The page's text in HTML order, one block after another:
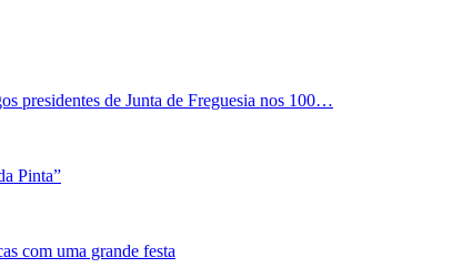
presidentes de Junta de Freguesia nos 100…
Pinta”
com uma grande festa